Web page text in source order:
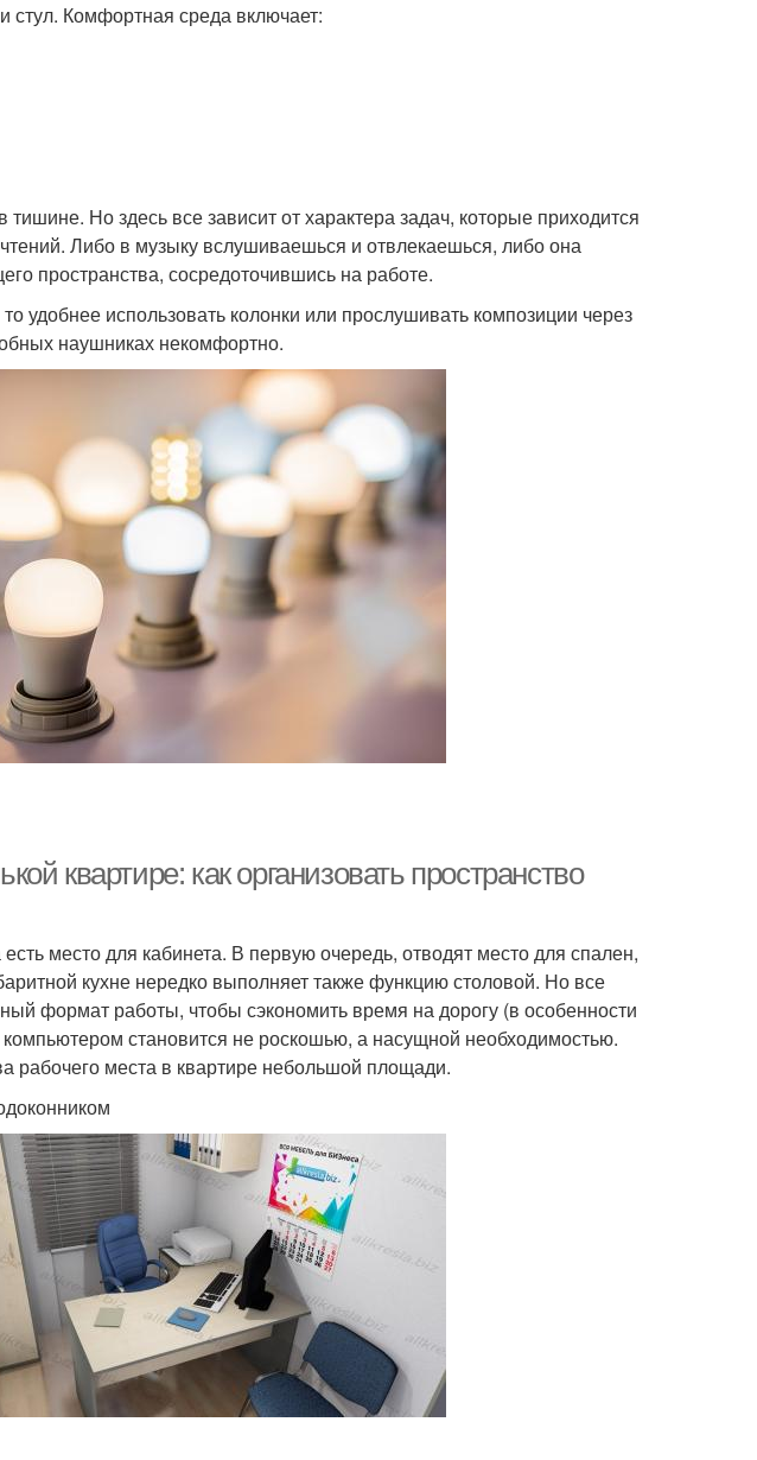
стул. Комфортная среда включает:
Но здесь все зависит от характера задач, которые приходится
Либо в музыку вслушиваешься и отвлекаешься, либо она
пространства, сосредоточившись на работе.
удобнее использовать колонки или прослушивать композиции через
наушниках некомфортно.
квартире: как организовать пространство
место для кабинета. В первую очередь, отводят место для спален,
кухне нередко выполняет также функцию столовой. Но все
формат работы, чтобы сэкономить время на дорогу (в особенности
становится не роскошью, а насущной необходимостью.
рабочего места в квартире небольшой площади.